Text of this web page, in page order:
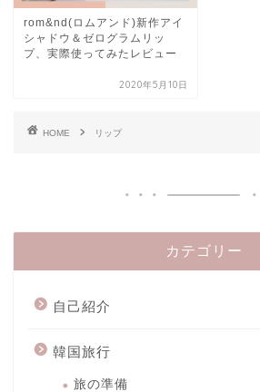
rom&nd(ロムアンド)新作アイ
シャドウ＆ゼログラムリッ
プ、実際使ってみたレビュー
2020年5月10日
HOME リップ
カテゴリー
自己紹介
韓国旅行
旅の準備